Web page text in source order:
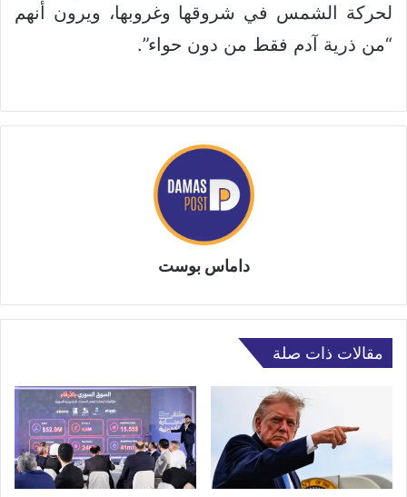
لحركة الشمس في شروقها وغروبها، ويرون أنهم
“من ذرية آدم فقط من دون حواء”.
داماس بوست
مقالات ذات صلة